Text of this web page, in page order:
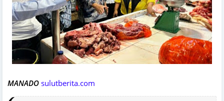
MANADO sulutberita.com